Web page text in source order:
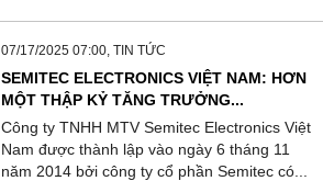
07/17/2025 07:00, TIN TỨC
SEMITEC ELECTRONICS VIỆT NAM: HƠN
MỘT THẬP KỶ TĂNG TRƯỞNG...
Công ty TNHH MTV Semitec Electronics Việt
Nam được thành lập vào ngày 6 tháng 11
năm 2014 bởi công ty cổ phần Semitec có...